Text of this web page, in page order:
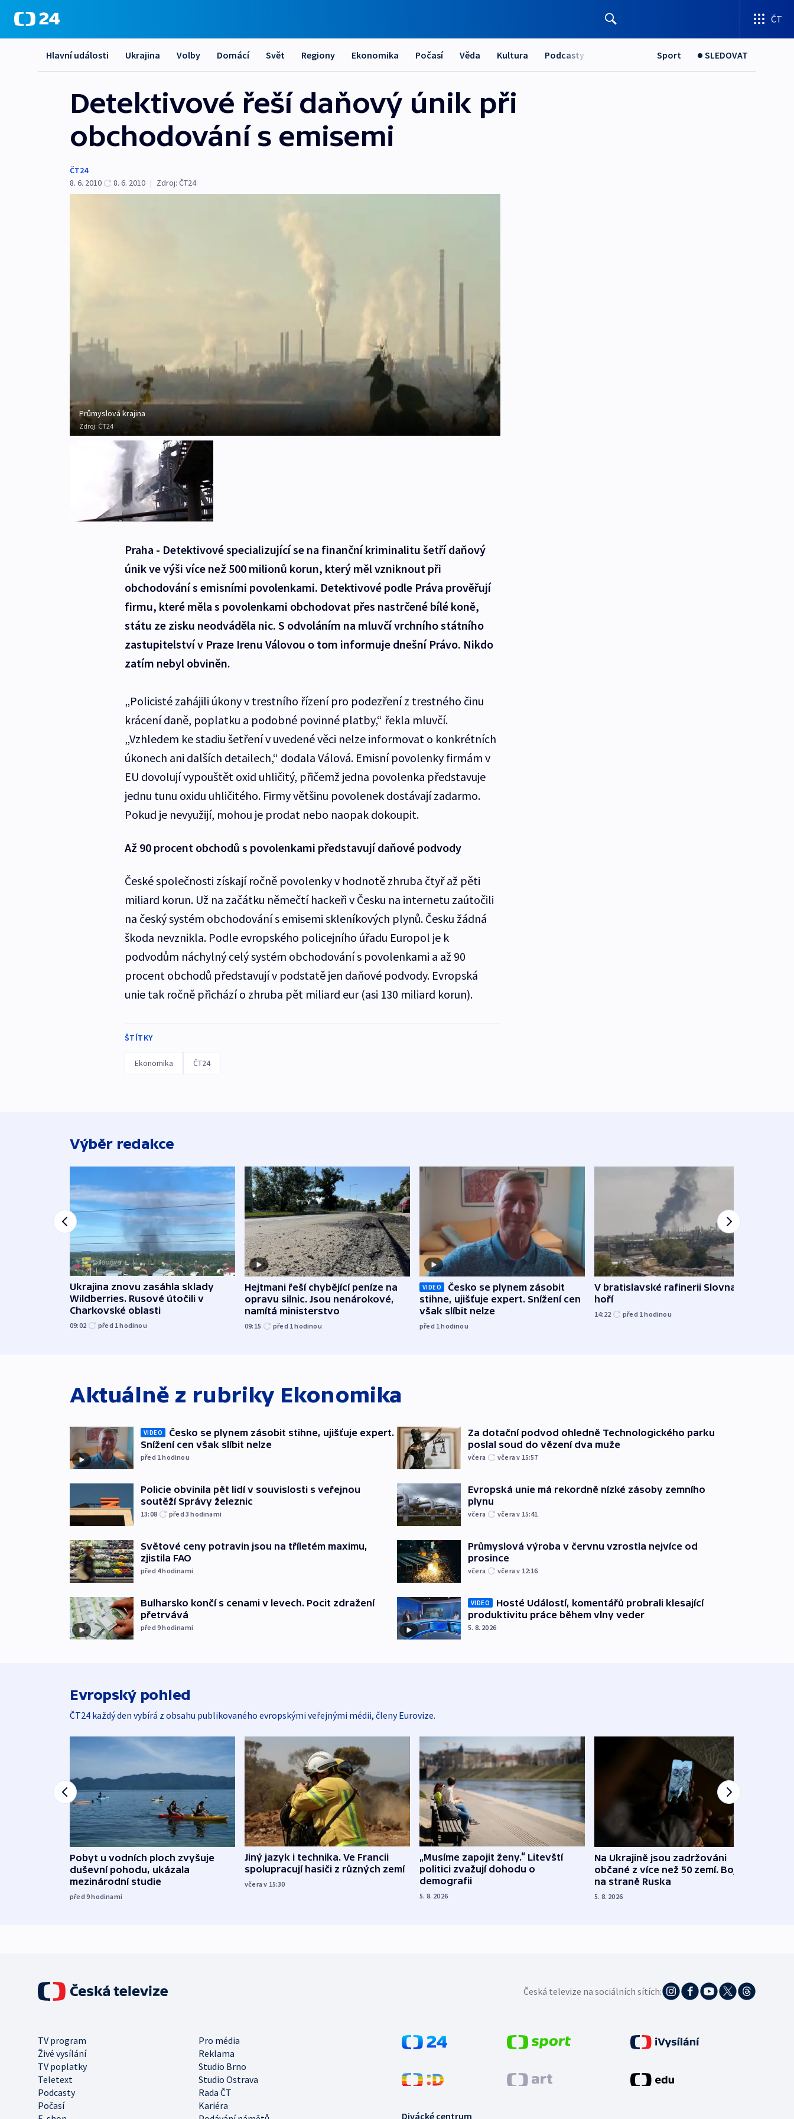
ČT
Hlavní události Ukrajina Volby Domácí Svět Regiony Ekonomika Počasí Věda Kultura Podcasty Sport SLEDOVAT
Detektivové řeší daňový únik při
obchodování s emisemi
ČT24
8. 6. 2010
8. 6. 2010 | Zdroj: ČT24
Průmyslová krajina
Zdroj: ČT24
Praha - Detektivové specializující se na finanční kriminalitu šetří daňový
únik ve výši více než 500 milionů korun, který měl vzniknout při
obchodování s emisními povolenkami. Detektivové podle Práva prověřují
firmu, které měla s povolenkami obchodovat přes nastrčené bílé koně,
státu ze zisku neodváděla nic. S odvoláním na mluvčí vrchního státního
zastupitelství v Praze Irenu Válovou o tom informuje dnešní Právo. Nikdo
zatím nebyl obviněn.
„Policisté zahájili úkony v trestního řízení pro podezření z trestného činu
krácení daně, poplatku a podobné povinné platby,“ řekla mluvčí.
„Vzhledem ke stadiu šetření v uvedené věci nelze informovat o konkrétních
úkonech ani dalších detailech,“ dodala Válová. Emisní povolenky firmám v
EU dovolují vypouštět oxid uhličitý, přičemž jedna povolenka představuje
jednu tunu oxidu uhličitého. Firmy většinu povolenek dostávají zadarmo.
Pokud je nevyužijí, mohou je prodat nebo naopak dokoupit.
Až 90 procent obchodů s povolenkami představují daňové podvody
České společnosti získají ročně povolenky v hodnotě zhruba čtyř až pěti
miliard korun. Už na začátku němečtí hackeři v Česku na internetu zaútočili
na český systém obchodování s emisemi skleníkových plynů. Česku žádná
škoda nevznikla. Podle evropského policejního úřadu Europol je k
podvodům náchylný celý systém obchodování s povolenkami a až 90
procent obchodů představují v podstatě jen daňové podvody. Evropská
unie tak ročně přichází o zhruba pět miliard eur (asi 130 miliard korun).
ŠTÍTKY
Ekonomika ČT24
Výběr redakce
Ukrajina znovu zasáhla sklady
Wildberries. Rusové útočili v
Charkovské oblasti
09:02 před 1hodinou
Hejtmani řeší chybějící peníze na
opravu silnic. Jsou nenárokové,
namítá ministerstvo
09:15 před 1hodinou
VIDEO
Česko se plynem zásobit
stihne, ujišťuje expert. Snížení cen
však slíbit nelze
před 1hodinou
V bratislavské rafinerii Slovnaft
hoří
14:22 před 1hodinou
Aktuálně z rubriky Ekonomika
VIDEO
Česko se plynem zásobit stihne, ujišťuje expert.
Snížení cen však slíbit nelze
před 1hodinou
Policie obvinila pět lidí v souvislosti s veřejnou
soutěží Správy železnic
13:08 před 3hodinami
Světové ceny potravin jsou na tříletém maximu,
zjistila FAO
před 4hodinami
Bulharsko končí s cenami v levech. Pocit zdražení
přetrvává
před 9hodinami
Za dotační podvod ohledně Technologického parku
poslal soud do vězení dva muže
včera včera v 15:57
Evropská unie má rekordně nízké zásoby zemního
plynu
včera včera v 15:41
Průmyslová výroba v červnu vzrostla nejvíce od
prosince
včera včera v 12:16
VIDEO
Hosté Událostí, komentářů probrali klesající
produktivitu práce během vlny veder
5. 8. 2026
Evropský pohled
ČT24 každý den vybírá z obsahu publikovaného evropskými veřejnými médii, členy Eurovize.
Pobyt u vodních ploch zvyšuje
duševní pohodu, ukázala
mezinárodní studie
před 9hodinami
Jiný jazyk i technika. Ve Francii
spolupracují hasiči z různých zemí
včera v 15:30
„Musíme zapojit ženy.“ Litevští
politici zvažují dohodu o
demografii
5. 8. 2026
Na Ukrajině jsou zadržováni
občané z více než 50 zemí. Bojovali
na straně Ruska
5. 8. 2026
Česká televize na sociálních sítích:
TV program
Pro média
Živé vysílání
Reklama
TV poplatky
Studio Brno
Teletext
Studio Ostrava
Podcasty
Rada ČT
Počasí
Kariéra
Divácké centrum